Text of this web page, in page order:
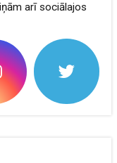
arī sociālajos